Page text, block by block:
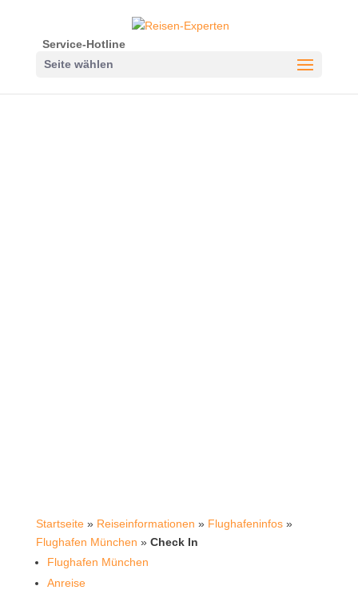
Service-Hotline
Seite wählen
Startseite» Reiseinformationen » Flughafeninfos»
Flughafen München » Check In
Flughafen München
Anreise